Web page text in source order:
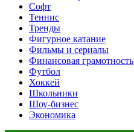
Софт
Теннис
Тренды
Фигурное катание
Фильмы и сериалы
Финансовая грамотность
Футбол
Хоккей
Школьники
Шоу-бизнес
Экономика